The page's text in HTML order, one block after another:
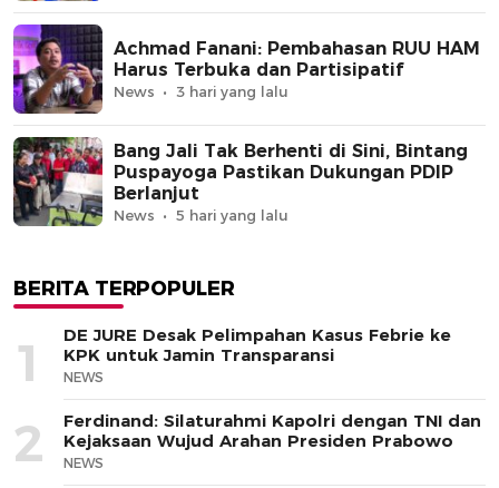
Achmad Fanani: Pembahasan RUU HAM
Harus Terbuka dan Partisipatif
News 3 hari yang lalu
Bang Jali Tak Berhenti di Sini, Bintang
Puspayoga Pastikan Dukungan PDIP
Berlanjut
News 5 hari yang lalu
BERITA TERPOPULER
1
DE JURE Desak Pelimpahan Kasus Febrie ke
KPK untuk Jamin Transparansi
NEWS
2
Ferdinand: Silaturahmi Kapolri dengan TNI dan
Kejaksaan Wujud Arahan Presiden Prabowo
NEWS